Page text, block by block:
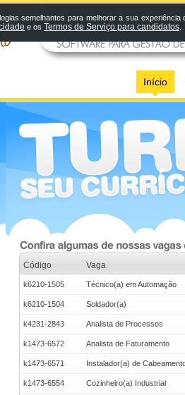
Início
Código Vaga
k6210-1505 Técnico(a) em Automação
k6210-1504 Soldador(a)
k4231-2843 Analista de Processos
k1473-6572 Analista de Faturamento
k1473-6571 Instalador(a) de
k1473-6554 Cozinheiro(a) Industrial
semelhantes para melhorar a sua
e os Termos de Serviço para candidatos